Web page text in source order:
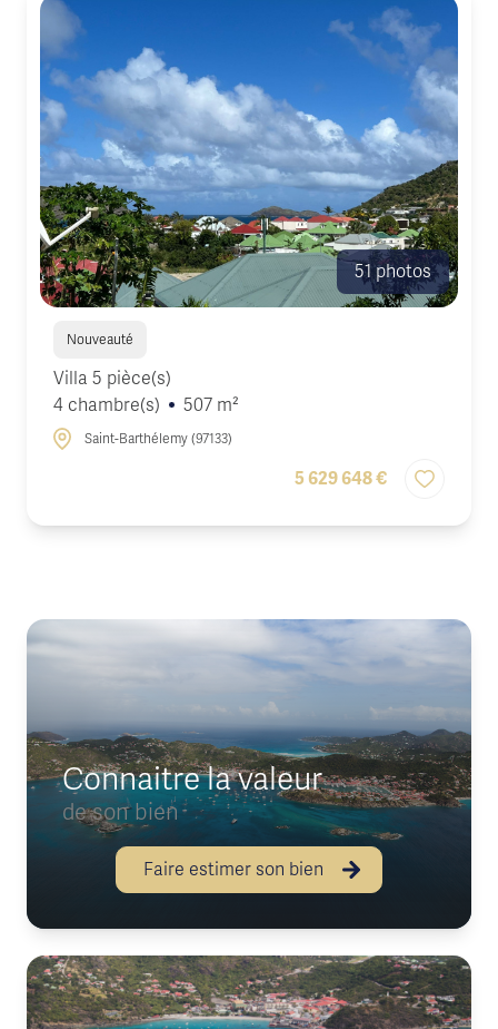
Honoraires
prestige
Services
exclusifs
Actualités
immobilières
Contact
51 photos
Nouveauté
Villa 5 pièce(s)
4 chambre(s)
507 m²
Saint-Barthélemy (97133)
5 629 648 €
Connaitre la valeur
de son bien
Faire estimer son bien